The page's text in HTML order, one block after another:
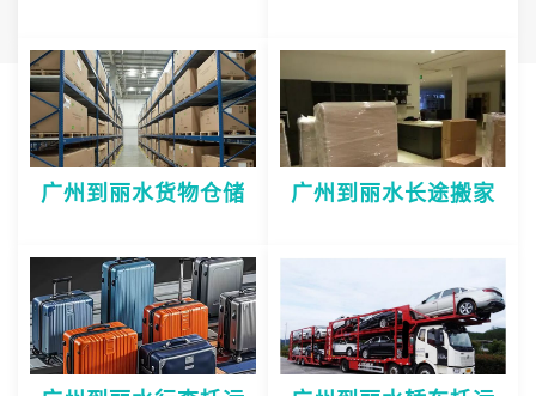
广州到丽水货物仓储 广州到丽水长途搬家